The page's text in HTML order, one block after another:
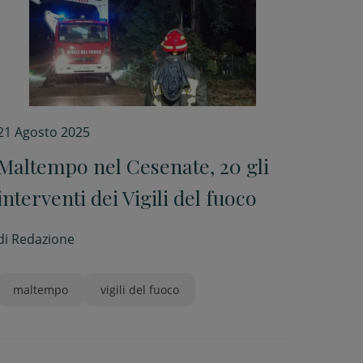
Agosto 2025
nel Cesenate, 20 gli
dei Vigili del fuoco
Redazione
maltempo vigili del fuoco